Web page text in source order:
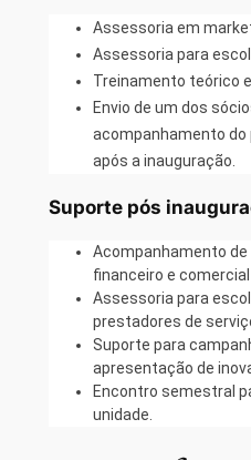
Assessoria em
Assessoria para
Treinamento teórico
Envio de um dos
acompanhamento do
após a inauguração.
Suporte pós
Acompanhamento
financeiro e
Assessoria para
prestadores de
Suporte para
apresentação de
Encontro semestral
unidade.